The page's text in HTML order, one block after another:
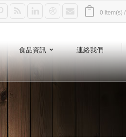
0 item(s) /
食品資訊 連絡我們